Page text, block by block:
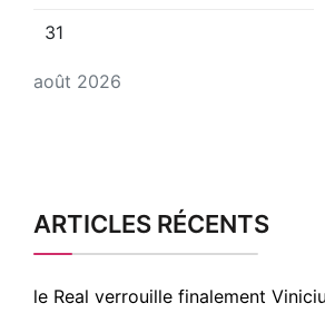
août 2026
31
ARTICLES RÉCENTS
le Real verrouille finalement